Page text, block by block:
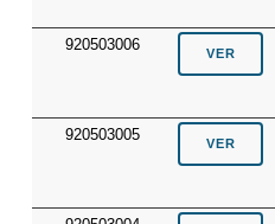
920503006
920503005